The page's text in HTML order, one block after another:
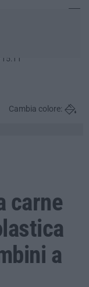
Cambia colore:
carne
a